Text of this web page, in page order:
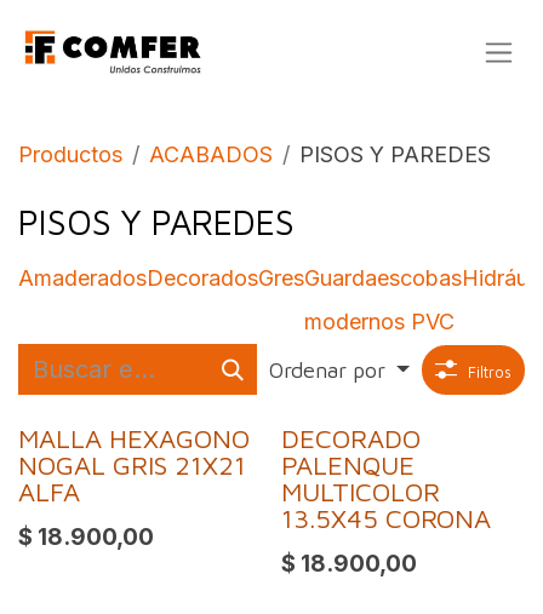
Productos ACABADOS PISOS Y PAREDES
PISOS Y PAREDES
AmaderadosDecoradosGresGuardaescobas
modernos PVC
Ordenar por Filtros
MALLA HEXAGONO
NOGAL GRIS 21X21
ALFA
$ 18.900,00
DECORADO
PALENQUE
MULTICOLOR
13.5X45 CORONA
$ 18.900,00